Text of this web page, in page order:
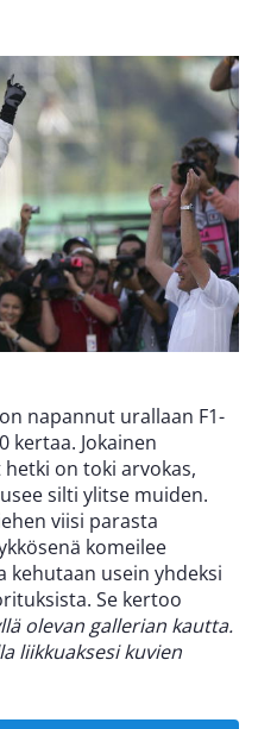
on napannut urallaan F1-
kertaa. Jokainen
on toki arvokas,
silti ylitse muiden.
viisi parasta
komeilee
usein yhdeksi
Se kertoo
olevan gallerian kautta.
liikkuaksesi kuvien